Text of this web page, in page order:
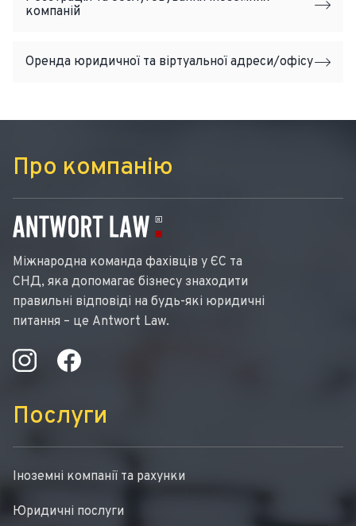
компаній
Оренда юридичної та віртуальної адреси/офісу
Про компанію
Міжнародна команда фахівців у ЄС та
СНД, яка допомагає бізнесу знаходити
правильні відповіді на будь-які юридичні
питання – це Antwort Law.
Послуги
Іноземні компанії та рахунки
Юридичні послуги